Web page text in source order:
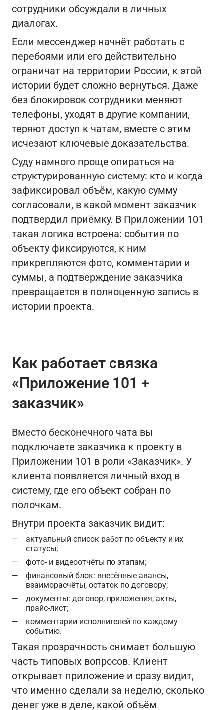
сотрудники обсуждали в личных
диалогах.
Если мессенджер начнёт работать с
перебоями или его действительно
ограничат на территории России, к этой
истории будет сложно вернуться. Даже
без блокировок сотрудники меняют
телефоны, уходят в другие компании,
теряют доступ к чатам, вместе с этим
исчезают ключевые доказательства.
Суду намного проще опираться на
структурированную систему: кто и когда
зафиксировал объём, какую сумму
согласовали, в какой момент заказчик
подтвердил приёмку. В Приложении 101
такая логика встроена: события по
объекту фиксируются, к ним
прикрепляются фото, комментарии и
суммы, а подтверждение заказчика
превращается в полноценную запись в
истории проекта.
Как работает связка
«Приложение 101 +
заказчик»
Вместо бесконечного чата вы
подключаете заказчика к проекту в
Приложении 101 в роли «Заказчик». У
клиента появляется личный вход в
систему, где его объект собран по
полочкам.
Внутри проекта заказчик видит:
актуальный список работ по объекту и их
статусы;
фото‑ и видеоотчёты по этапам;
финансовый блок: внесённые авансы,
взаиморасчёты, остаток по договору;
документы: договор, приложения, акты,
прайс‑лист;
комментарии исполнителей по каждому
событию.
Такая прозрачность снимает большую
часть типовых вопросов. Клиент
открывает приложение и сразу видит,
что именно сделали за неделю, сколько
денег уже в деле, какой объём